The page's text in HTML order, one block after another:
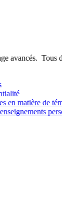
avancés. Tous
en matière de